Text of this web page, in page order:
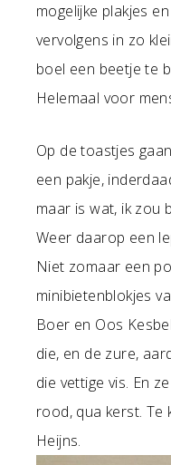
mogelijke plakjes
vervolgens in zo
boel een beetje te
Helemaal voor
Op de toastjes
een pakje,
maar is wat, ik zou
Weer daarop een
Niet zomaar een
minibietenblokjes
Boer en Oos
die, en de zure,
die vettige vis. En
rood, qua kerst. Te
Heijns.